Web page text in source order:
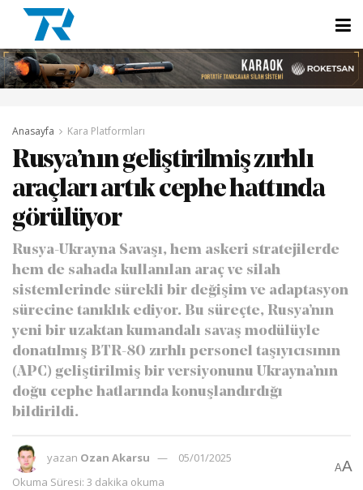
Anasayfa Kara Platformları
Rusya’nın geliştirilmiş zırhlı
araçları artık cephe hattında
görülüyor
Rusya-Ukrayna Savaşı, hem askeri stratejilerde
hem de sahada kullanılan araç ve silah
sistemlerinde sürekli bir değişim ve adaptasyon
sürecine tanıklık ediyor. Bu süreçte, Rusya’nın
yeni bir uzaktan kumandalı savaş modülüyle
donatılmış BTR-80 zırhlı personel taşıyıcısının
(APC) geliştirilmiş bir versiyonunu Ukrayna’nın
doğu cephe hatlarında konuşlandırdığı
bildirildi.
yazan Ozan Akarsu
05/01/2025
Okuma Süresi: 3 dakika okuma
AA